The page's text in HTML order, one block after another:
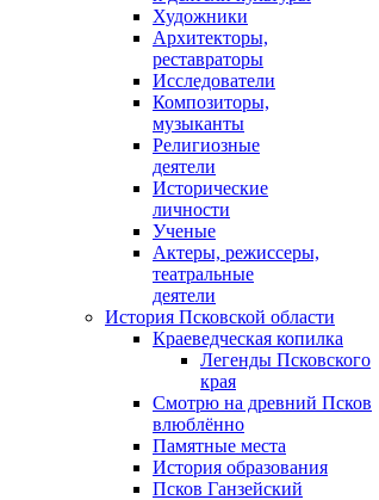
Художники
Архитекторы,
реставраторы
Исследователи
Композиторы,
музыканты
Религиозные
деятели
Исторические
личности
Ученые
Актеры, режиссеры,
театральные
деятели
История Псковской области
Краеведческая копилка
Легенды Псковского
края
Смотрю на древний Псков
влюблённо
Памятные места
История образования
Псков Ганзейский